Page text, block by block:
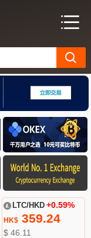
LTC/HKD +0.59%
HK$359.24
$ 46.11